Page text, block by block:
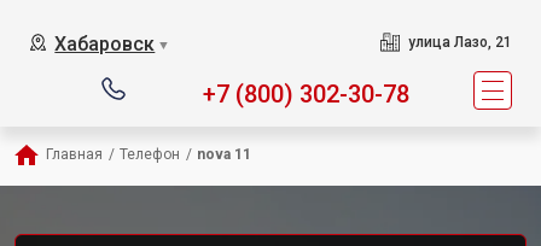
Хабаровск ▼ улица Лазо, 21
+7 (800) 302-30-78
Главная / Телефон / nova 11